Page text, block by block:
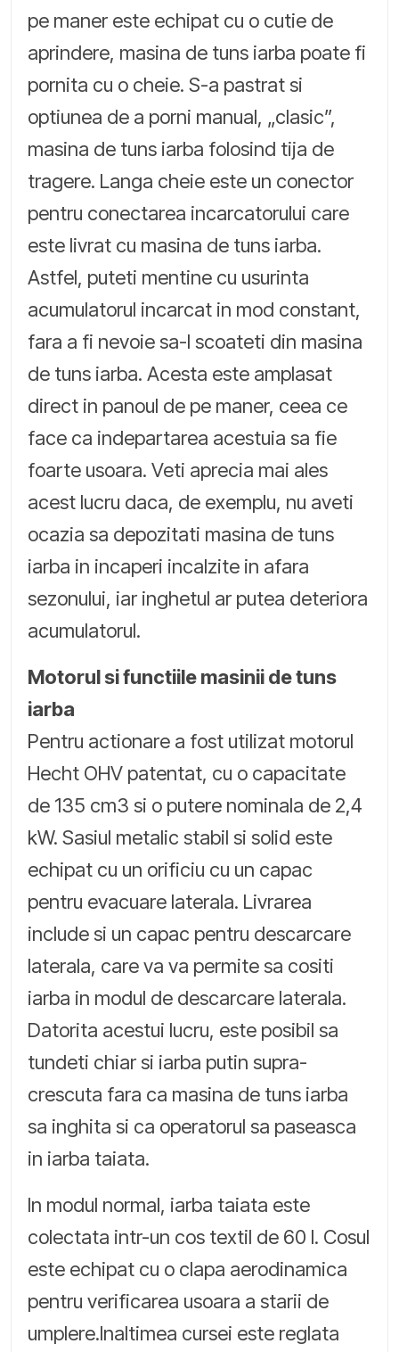
pe maner este echipat cu o cutie de
aprindere, masina de tuns iarba poate fi
pornita cu o cheie. S-a pastrat si
optiunea de a porni manual, „clasic”,
masina de tuns iarba folosind tija de
tragere. Langa cheie este un conector
pentru conectarea incarcatorului care
este livrat cu masina de tuns iarba.
Astfel, puteti mentine cu usurinta
acumulatorul incarcat in mod constant,
fara a fi nevoie sa-l scoateti din masina
de tuns iarba. Acesta este amplasat
direct in panoul de pe maner, ceea ce
face ca indepartarea acestuia sa fie
foarte usoara. Veti aprecia mai ales
acest lucru daca, de exemplu, nu aveti
ocazia sa depozitati masina de tuns
iarba in incaperi incalzite in afara
sezonului, iar inghetul ar putea deteriora
acumulatorul.
Motorul si functiile masinii de tuns
iarba
Pentru actionare a fost utilizat motorul
Hecht OHV patentat, cu o capacitate
de 135 cm3 si o putere nominala de 2,4
kW. Sasiul metalic stabil si solid este
echipat cu un orificiu cu un capac
pentru evacuare laterala. Livrarea
include si un capac pentru descarcare
laterala, care va va permite sa cositi
iarba in modul de descarcare laterala.
Datorita acestui lucru, este posibil sa
tundeti chiar si iarba putin supra-
crescuta fara ca masina de tuns iarba
sa inghita si ca operatorul sa paseasca
in iarba taiata.
In modul normal, iarba taiata este
colectata intr-un cos textil de 60 l. Cosul
este echipat cu o clapa aerodinamica
pentru verificarea usoara a starii de
umplere.Inaltimea cursei este reglata